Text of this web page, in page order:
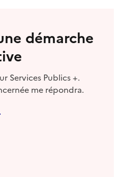
démarche
Services Publics +.
me répondra.